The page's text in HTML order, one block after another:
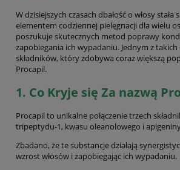
W dzisiejszych czasach dbałość o włosy stała
elementem codziennej pielęgnacji dla wielu
poszukuje skutecznych metod poprawy
zapobiegania ich wypadaniu. Jednym z
składników, który zdobywa coraz większą
Procapil.
1. Co Kryje się Za nazwą
Procapil to unikalne połączenie trzech
tripeptydu-1, kwasu oleanolowego i
Zbadano, że te substancje działają
wzrost włosów i zapobiegając ich wypadaniu.